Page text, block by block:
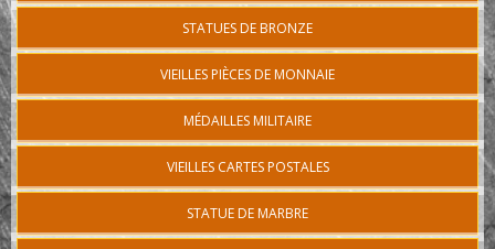
STATUES DE BRONZE
VIEILLES PIÈCES DE MONNAIE
MÉDAILLES MILITAIRE
VIEILLES CARTES POSTALES
STATUE DE MARBRE